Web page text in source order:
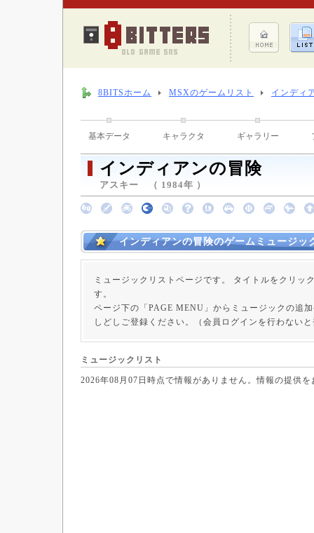
8BITSホーム MSXのゲームリスト インディ
基本データ キャラクタ ギャラリー
インディアンの冒険
アスキー （ 1984年 ）
インディアンの冒険のゲームミュージッ
ミュージックリストページです。 タイトルをクリッ
す。
ページ下の「PAGE MENU」からミュージックの追
しどしご登録ください。（会員ログインを行わない
ミュージックリスト
2026年08月07日時点で情報がありません。情報の提供